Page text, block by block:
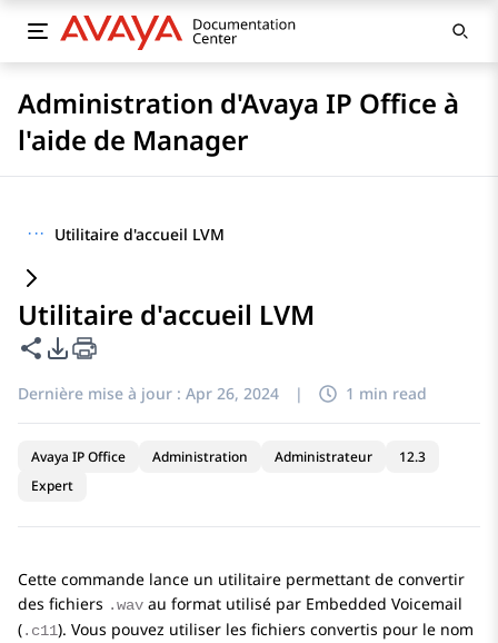
Administration d'Avaya IP Office à
l'aide de Manager
··· Utilitaire d'accueil LVM
Utilitaire d'accueil LVM
Partager cette page
Options d'exportation PDF
Dernière mise à jour : Apr 26, 2024 | 1 min read
Avaya IP Office Administration Administrateur
12.3
Expert
Cette commande lance un utilitaire permettant de convertir
des fichiers .wav au format utilisé par Embedded Voicemail
(.c11). Vous pouvez utiliser les fichiers convertis pour le nom